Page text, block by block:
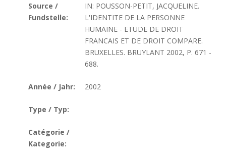
Source /
Fundstelle:
IN: POUSSON-PETIT, JACQUELINE.
L'IDENTITE DE LA PERSONNE
HUMAINE - ETUDE DE DROIT
FRANCAIS ET DE DROIT COMPARE.
BRUXELLES. BRUYLANT 2002, P. 671 -
688.
Année / Jahr: 2002
Type / Typ:
Catégorie /
Kategorie: